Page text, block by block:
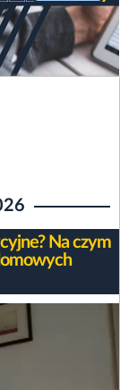
Na czym